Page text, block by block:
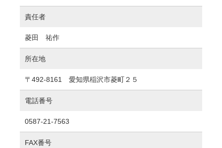
責任者
菱田 祐作
所在地
〒492-8161 愛知県稲沢市菱町２５
電話番号
0587-21-7563
FAX番号